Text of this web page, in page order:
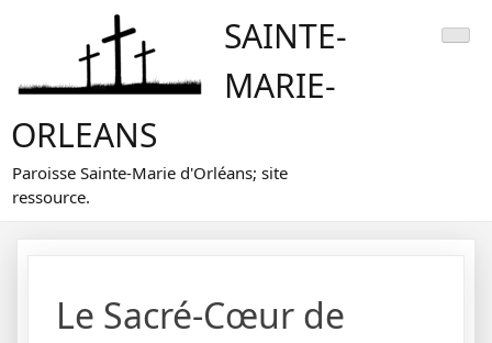
SAINTE-
MARIE-
ORLEANS
Paroisse Sainte-Marie d'Orléans; site
ressource.
Le Sacré-Cœur de